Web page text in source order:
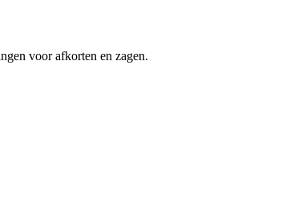
voor afkorten en zagen.